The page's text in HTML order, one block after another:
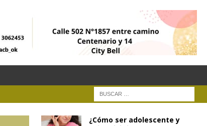
¿Cómo ser adolescente y